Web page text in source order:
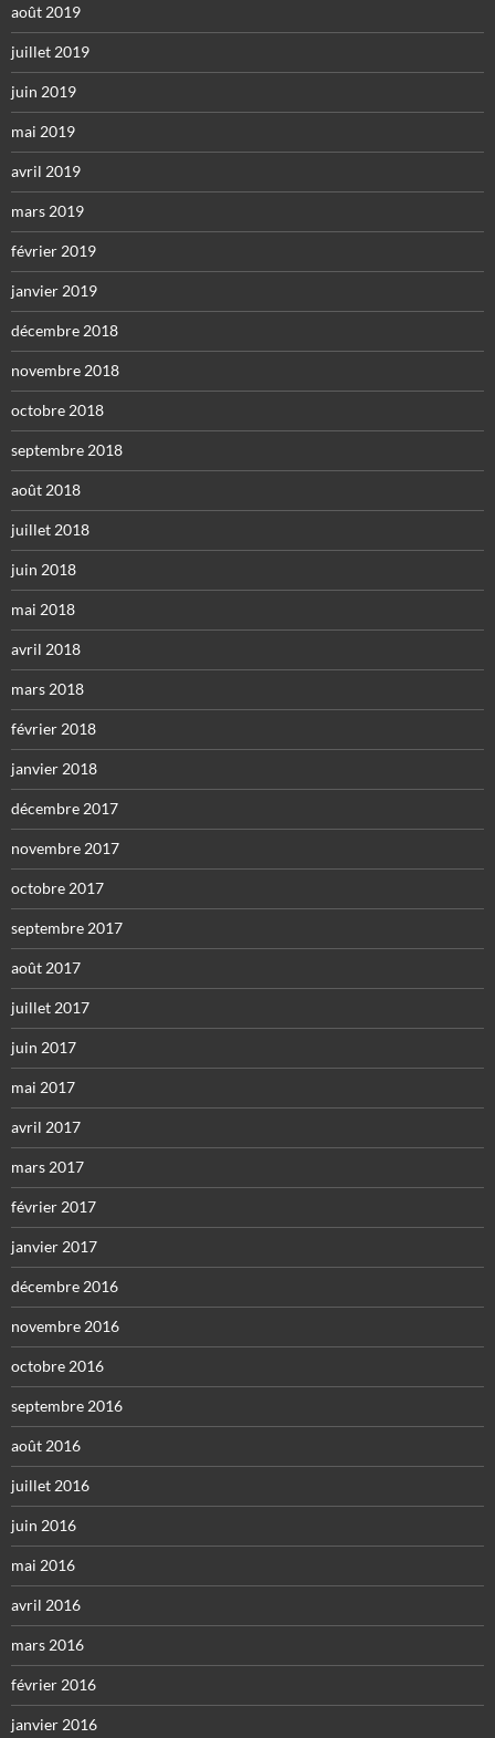
août 2019
juillet 2019
juin 2019
mai 2019
avril 2019
mars 2019
février 2019
janvier 2019
décembre 2018
novembre 2018
octobre 2018
septembre 2018
août 2018
juillet 2018
juin 2018
mai 2018
avril 2018
mars 2018
février 2018
janvier 2018
décembre 2017
novembre 2017
octobre 2017
septembre 2017
août 2017
juillet 2017
juin 2017
mai 2017
avril 2017
mars 2017
février 2017
janvier 2017
décembre 2016
novembre 2016
octobre 2016
septembre 2016
août 2016
juillet 2016
juin 2016
mai 2016
avril 2016
mars 2016
février 2016
janvier 2016